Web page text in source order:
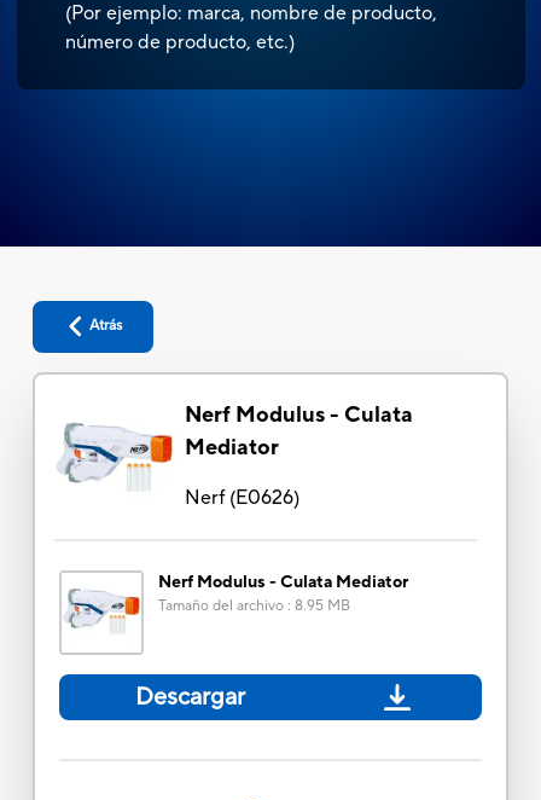
(Por ejemplo: marca, nombre de producto,
número de producto, etc.)
Atrás
Nerf Modulus - Culata
Mediator
Nerf(E0626)
Nerf Modulus - Culata Mediator
Tamaño del archivo: 8.95 MB
Descargar